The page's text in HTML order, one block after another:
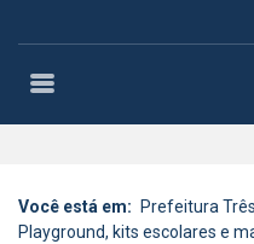
Você está em: Prefeitura
Playground, kits escolares e